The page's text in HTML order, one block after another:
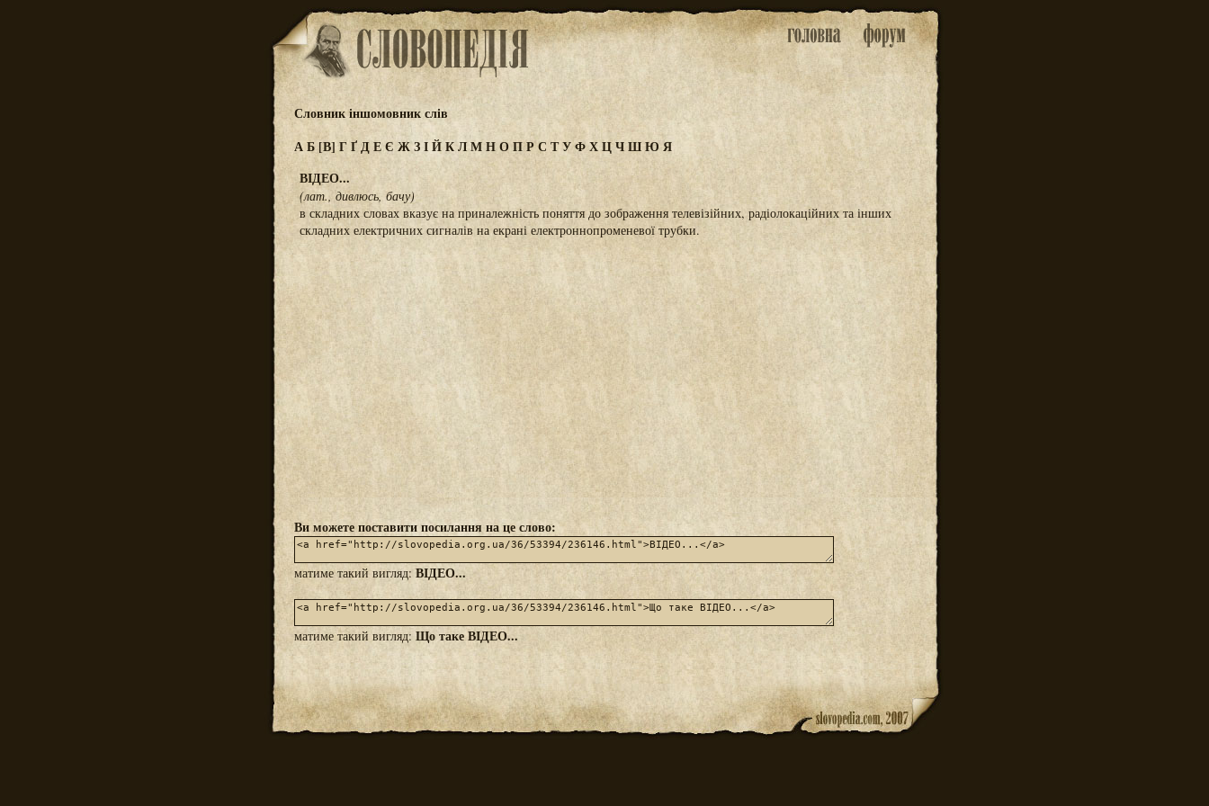
Словник іншомовник слів
АБ[В] Г ҐДЕЄ ЖЗІЙКЛМНОПРС ТУФХЦЧШЮ Я
ВІДЕО...
(лат., дивлюсь, бачу)
в складних словах вказує на приналежність поняття до зображення телевізійних, радіолокаційних та інших
складних електричних сигналів на екрані електроннопроменевої трубки.
Ви можете поставити посилання на це слово:
матиме такий вигляд: ВІДЕО...
матиме такий вигляд: Що таке ВІДЕО...